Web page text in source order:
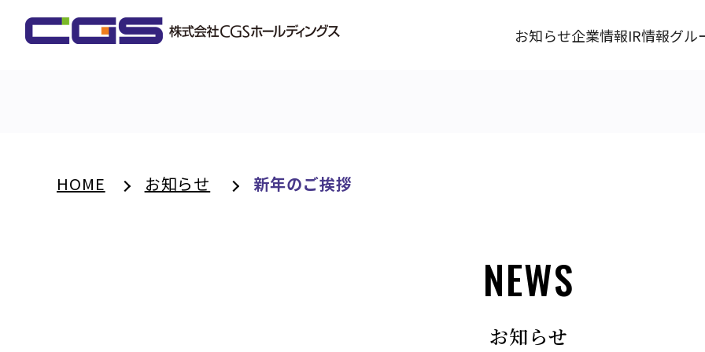
お知らせ企業情報IR情報グル
HOME お知らせ 新年のご挨拶
NEWS
お知らせ